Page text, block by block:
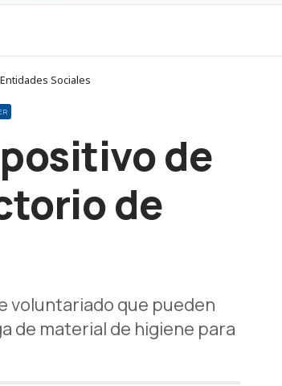
Sociales
de
de
voluntariado que pueden
de material de higiene para